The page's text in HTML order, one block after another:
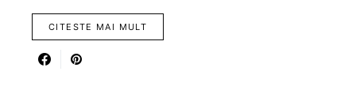
CITESTE MAI MULT